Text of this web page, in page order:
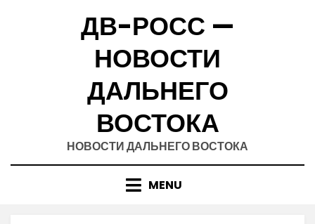
ДВ-РОСС —
НОВОСТИ
ДАЛЬНЕГО
ВОСТОКА
НОВОСТИ ДАЛЬНЕГО ВОСТОКА
MENU